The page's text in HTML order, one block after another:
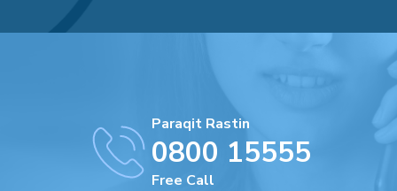
Paraqit Rastin
0800 15555
Free Call